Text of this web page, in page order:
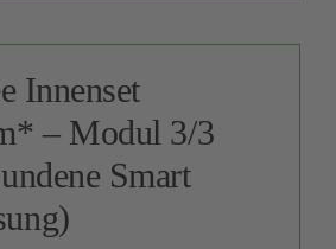
Innenset
– Modul 3/3
Smart